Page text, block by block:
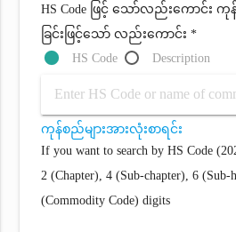
HS Code ဖြင့် သော်လည်းကောင်
ခြင်းဖြင့်သော် လည်းကောင်း *
HS Code
Description
ကုန်စည်များအားလုံးစာရင်း
If you want to search by HS Code
2 (Chapter), 4 (Sub-chapter), 6 (Sub-
(Commodity Code) digits